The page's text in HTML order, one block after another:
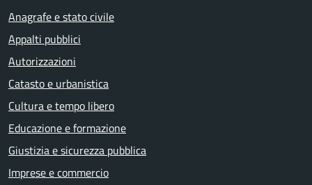
Anagrafe e stato civile
Appalti pubblici
Autorizzazioni
Catasto e urbanistica
Cultura e tempo libero
Educazione e formazione
Giustizia e sicurezza pubblica
Imprese e commercio